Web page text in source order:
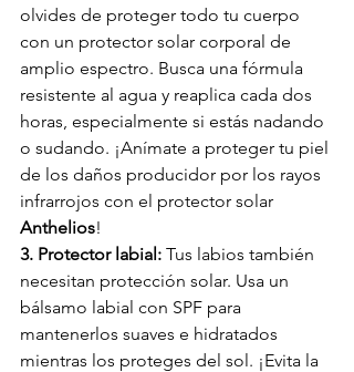
olvides de proteger todo tu cuerpo
con un protector solar corporal de
amplio espectro. Busca una fórmula
resistente al agua y reaplica cada dos
horas, especialmente si estás nadando
o sudando. ¡Anímate a proteger tu piel
de los daños producidor por los rayos
infrarrojos con el protector solar
Anthelios!
3. Protector labial: Tus labios también
necesitan protección solar. Usa un
bálsamo labial con SPF para
mantenerlos suaves e hidratados
mientras los proteges del sol. ¡Evita la